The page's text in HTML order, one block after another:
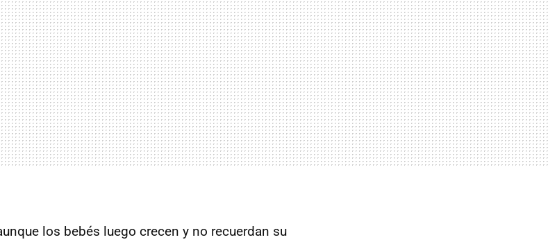
los bebés luego crecen y no recuerdan su